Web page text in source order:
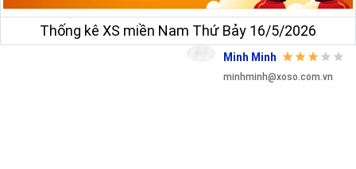
Thống kê XS miền Nam Thứ Bảy 16/5/2026
Minh Minh
minhminh@xoso.com.vn